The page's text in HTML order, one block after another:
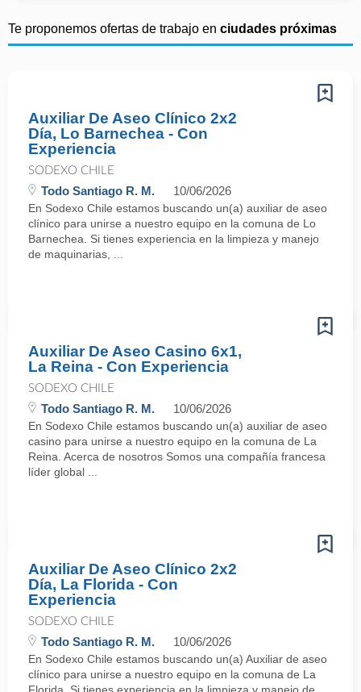
Te proponemos ofertas de trabajo en ciudades próximas
Auxiliar De Aseo Clínico 2x2
Día, Lo Barnechea - Con
Experiencia
SODEXO CHILE
Todo Santiago R. M. 10/06/2026
En Sodexo Chile estamos buscando un(a) auxiliar de aseo
clínico para unirse a nuestro equipo en la comuna de Lo
Barnechea. Si tienes experiencia en la limpieza y manejo
de maquinarias, ...
Auxiliar De Aseo Casino 6x1,
La Reina - Con Experiencia
SODEXO CHILE
Todo Santiago R. M. 10/06/2026
En Sodexo Chile estamos buscando un(a) auxiliar de aseo
casino para unirse a nuestro equipo en la comuna de La
Reina. Acerca de nosotros Somos una compañía francesa
líder global ...
Auxiliar De Aseo Clínico 2x2
Día, La Florida - Con
Experiencia
SODEXO CHILE
Todo Santiago R. M. 10/06/2026
En Sodexo Chile estamos buscando un(a) Auxiliar de aseo
clínico para unirse a nuestro equipo en la comuna de La